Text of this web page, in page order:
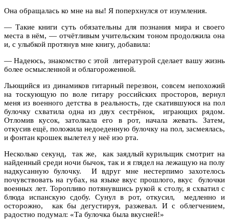
Она обращалась ко мне на вы! Я поперхнулся от изумления.
— Такие книги суть обязательны для познания мира и своего
места в нём, — отчётливым учительским тоном продолжила она
и, с улыбкой протянув мне книгу, добавила:
— Надеюсь, знакомство с этой литературой сделает вашу жизнь
более осмысленной и облагороженной.
Льющийся из динамиков гитарный перезвон, совсем непохожий
на тоскующую по воле гитару российских просторов, вернул
меня из военного детства в реальность, где скатившуюся на пол
булочку схватила одна из двух сестрёнок, играющих рядом.
Отломив кусок, затолкала его в рот, начала жевать. Затем,
откусив ещё, положила недоеденную булочку на пол, засмеялась,
и фонтан крошек вылетел у неё изо рта.
Несколько секунд, так же, как заядлый курильщик смотрит на
найденный среди ночи бычок, так и я глядел на лежащую на полу
надкусанную булочку. И вдруг мне нестерпимо захотелось
почувствовать на губах, на языке вкус прошлого, вкус булочки
военных лет. Торопливо потянувшись рукой к столу, я схватил с
блюда испанскую сдобу. Сунул в рот, откусил, медленно и
осторожно, как бы дегустируя, разжевал. И с облегчением,
радостно подумал: «Та булочка была вкусней!»